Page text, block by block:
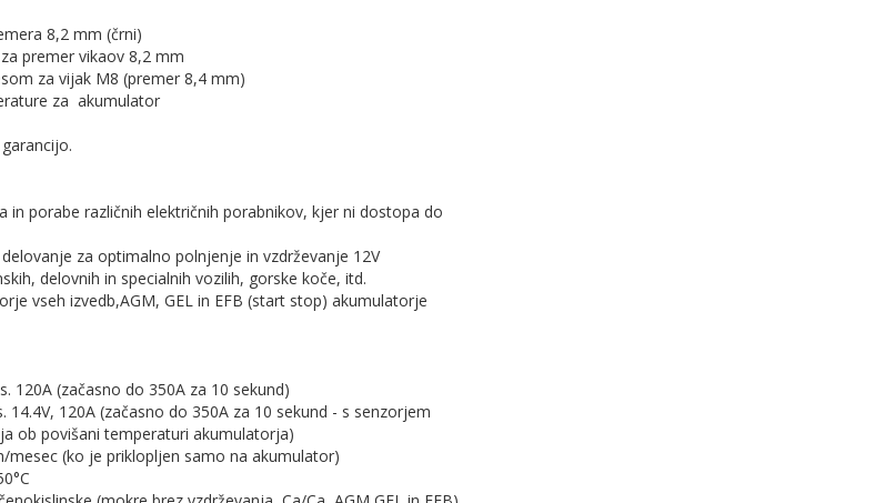
8,2 mm (črni)
premer vikaov 8,2 mm
za vijak M8 (premer 8,4 mm)
za akumulator
in porabe različnih električnih porabnikov, kjer ni dostopa do
za optimalno polnjenje in vzdrževanje 12V
delovnih in specialnih vozilih, gorske koče, itd.
vseh izvedb,AGM, GEL in EFB (start stop) akumulatorje
120A (začasno do 350A za 10 sekund)
120A (začasno do 350A za 10 sekund - s senzorjem
ob povišani temperaturi akumulatorja)
mesec (ko je priklopljen samo na akumulator)